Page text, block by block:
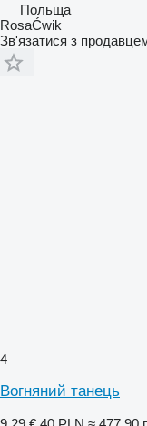
Польща
RosaĆwik
Зв'язатися з
4
Вогняний танець